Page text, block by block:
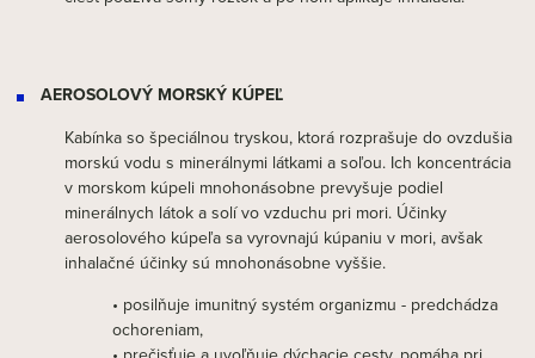
AEROSOLOVÝ MORSKÝ KÚPEĽ
Kabínka so špeciálnou tryskou, ktorá rozprašuje do ovzdušia
morskú vodu s minerálnymi látkami a soľou. Ich koncentrácia
v morskom kúpeli mnohonásobne prevyšuje podiel
minerálnych látok a solí vo vzduchu pri mori. Účinky
aerosolového kúpeľa sa vyrovnajú kúpaniu v mori, avšak
inhalačné účinky sú mnohonásobne vyššie.
• posilňuje imunitný systém organizmu - predchádza
ochoreniam,